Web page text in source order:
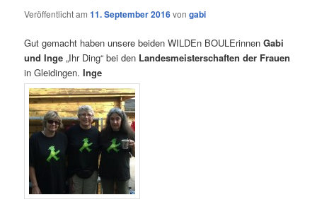
Veröffentlicht am11. September 2016vongabi
Gut gemacht haben unsere beiden WILDEn BOULErinnenGabi
und Inge „Ihr Ding“ bei den Landesmeisterschaften der Frauen
in Gleidingen.Inge